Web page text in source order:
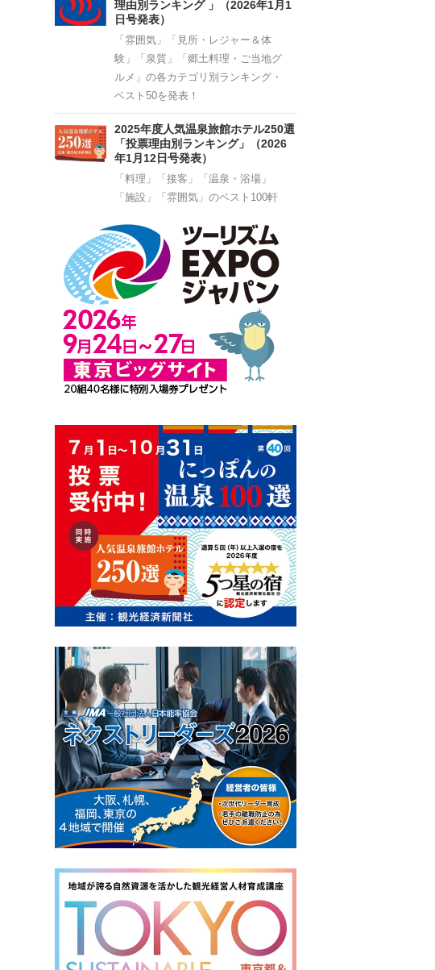
理由別ランキング 」（2026年1月1
日号発表）
「雰囲気」「見所・レジャー＆体
験」「泉質」「郷土料理・ご当地グ
ルメ」の各カテゴリ別ランキング・
ベスト50を発表！
2025年度人気温泉旅館ホテル250選
「投票理由別ランキング」（2026
年1月12日号発表）
「料理」「接客」「温泉・浴場」
「施設」「雰囲気」のベスト100軒